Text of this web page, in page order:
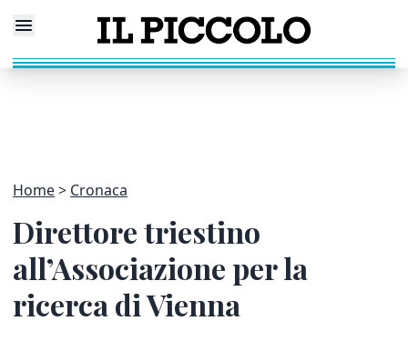
Home Cronaca
Direttore triestino
all’Associazione per la
ricerca di Vienna